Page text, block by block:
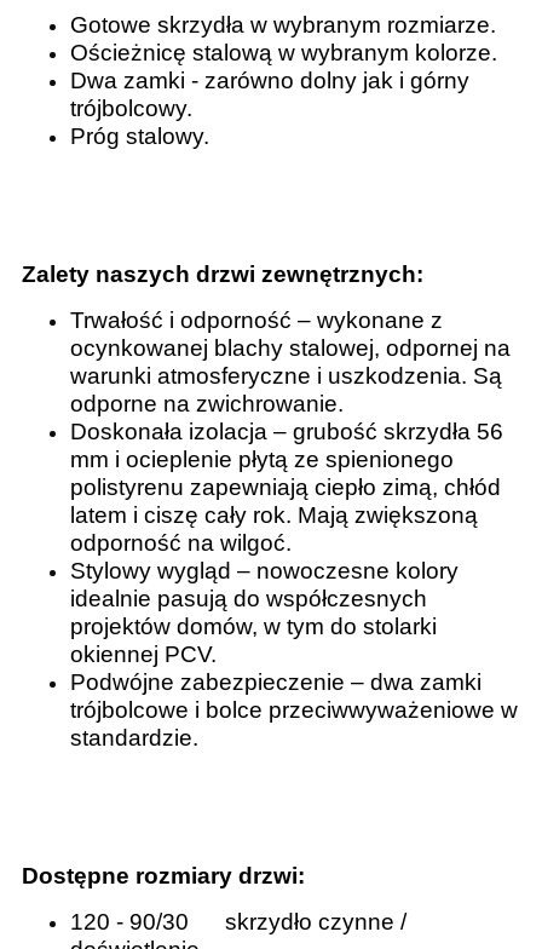
Gotowe skrzydła w wybranym rozmiarze.
Ościeżnicę stalową w wybranym kolorze.
Dwa zamki - zarówno dolny jak i górny
trójbolcowy.
Próg stalowy.
Zalety naszych drzwi zewnętrznych:
Trwałość i odporność – wykonane z
ocynkowanej blachy stalowej, odpornej na
warunki atmosferyczne i uszkodzenia. Są
odporne na zwichrowanie.
Doskonała izolacja – grubość skrzydła 56
mm i ocieplenie płytą ze spienionego
polistyrenu zapewniają ciepło zimą, chłód
latem i ciszę cały rok. Mają zwiększoną
odporność na wilgoć.
Stylowy wygląd – nowoczesne kolory
idealnie pasują do współczesnych
projektów domów, w tym do stolarki
okiennej PCV.
Podwójne zabezpieczenie – dwa zamki
trójbolcowe i bolce przeciwwyważeniowe w
standardzie.
Dostępne rozmiary drzwi:
120 - 90/30 skrzydło czynne /